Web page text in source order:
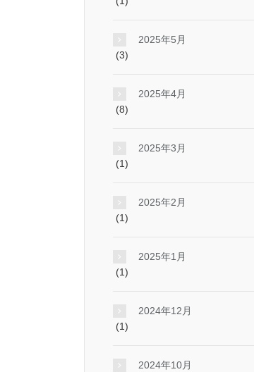
2025年5月
(3)
2025年4月
(8)
2025年3月
(1)
2025年2月
(1)
2025年1月
(1)
2024年12月
(1)
2024年10月